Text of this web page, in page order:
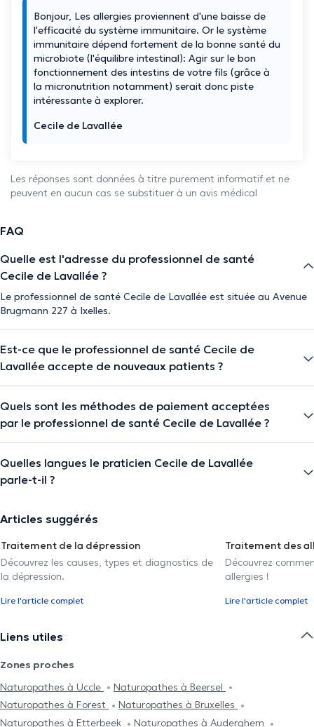
Bonjour, Les allergies proviennent d'une baisse de
l'efficacité du système immunitaire. Or le système
immunitaire dépend fortement de la bonne santé du
microbiote (l'équilibre intestinal): Agir sur le bon
fonctionnement des intestins de votre fils (grâce à
la micronutrition notamment) serait donc piste
intéressante à explorer.
Cecile de Lavallée
Les réponses sont données à titre purement informatif et ne
peuvent en aucun cas se substituer à un avis médical
FAQ
Quelle est l'adresse du professionnel de santé
Cecile de Lavallée ?
Le professionnel de santé Cecile de Lavallée est située au Avenue
Brugmann 227 à Ixelles.
Est-ce que le professionnel de santé Cecile de
Lavallée accepte de nouveaux patients ?
Quels sont les méthodes de paiement acceptées
par le professionnel de santé Cecile de Lavallée ?
Quelles langues le praticien Cecile de Lavallée
parle-t-il ?
Articles suggérés
Traitement de la dépression
Découvrez les causes, types et diagnostics de
la dépression.
Lire l'article complet
Traitement des
Découvrez
allergies !
Lire l'article complet
Liens utiles
Zones proches
Naturopathes à Uccle
Naturopathes à Beersel
Naturopathes à Forest
Naturopathes à Bruxelles
Naturopathes à Etterbeek
Naturopathes à Auderghem